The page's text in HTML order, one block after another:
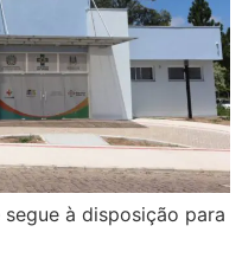
à disposição para